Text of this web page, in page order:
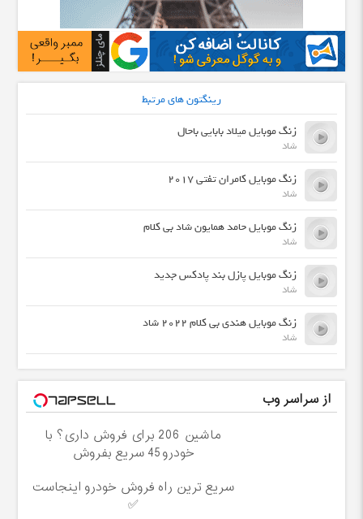
رینگتون های مرتبط
زنگ موبایل میلاد بابایی باحال
شاد
زنگ موبایل کامران تفتی 2017
شاد
زنگ موبایل حامد همایون شاد بی کلام
شاد
زنگ موبایل پازل بند پادکس جدید
شاد
زنگ موبایل هندی بی کلام 2022 شاد
شاد
از سراسر وب
ماشین 206 برای فروش داری؟ با
خودرو45 سریع بفروش
سریع ترین راه فروش خودرو اینجاست
✅